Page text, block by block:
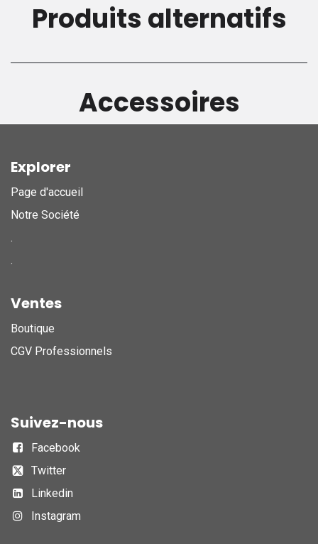
Produits alternatifs
Accessoires
Explorer
Page d'accueil
Notre Société
.
.
Ventes
Boutique
CGV Professionnels
Suivez-nous
Facebook
Twitter
Linkedin
Instagram